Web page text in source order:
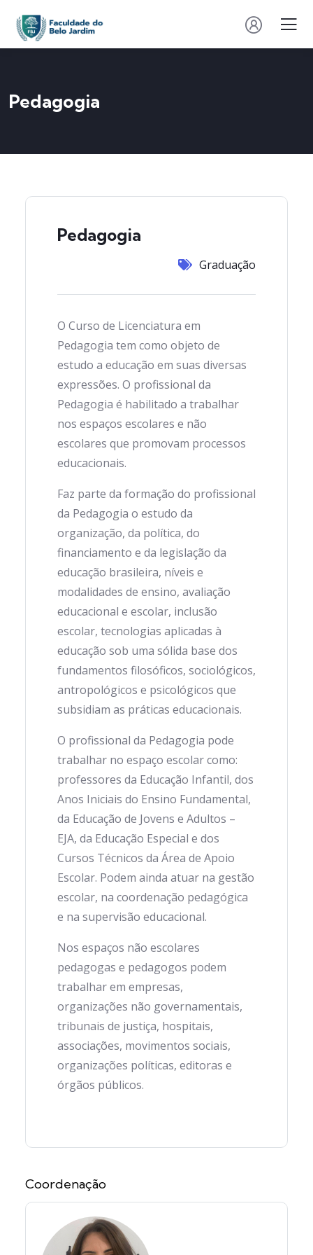
Pedagogia
Pedagogia
Graduação
O Curso de Licenciatura em
Pedagogia tem como objeto de
estudo a educação em suas diversas
expressões. O profissional da
Pedagogia é habilitado a trabalhar
nos espaços escolares e não
escolares que promovam processos
educacionais.
Faz parte da formação do profissional
da Pedagogia o estudo da
organização, da política, do
financiamento e da legislação da
educação brasileira, níveis e
modalidades de ensino, avaliação
educacional e escolar, inclusão
escolar, tecnologias aplicadas à
educação sob uma sólida base dos
fundamentos filosóficos, sociológicos,
antropológicos e psicológicos que
subsidiam as práticas educacionais.
O profissional da Pedagogia pode
trabalhar no espaço escolar como:
professores da Educação Infantil, dos
Anos Iniciais do Ensino Fundamental,
da Educação de Jovens e Adultos –
EJA, da Educação Especial e dos
Cursos Técnicos da Área de Apoio
Escolar. Podem ainda atuar na gestão
escolar, na coordenação pedagógica
e na supervisão educacional.
Nos espaços não escolares
pedagogas e pedagogos podem
trabalhar em empresas,
organizações não governamentais,
tribunais de justiça, hospitais,
associações, movimentos sociais,
organizações políticas, editoras e
órgãos públicos.
Coordenação